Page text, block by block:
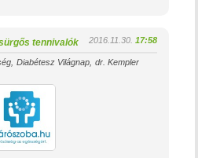
tennivalók 2016.11.30. 17:58
Diabétesz Világnap
dr. Kempler